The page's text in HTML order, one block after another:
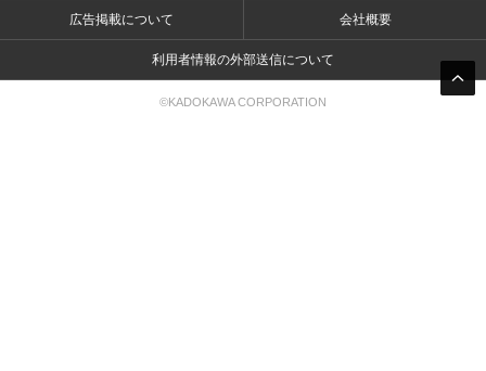
広告掲載について 会社概要
利用者情報の外部送信について
©KADOKAWA CORPORATION